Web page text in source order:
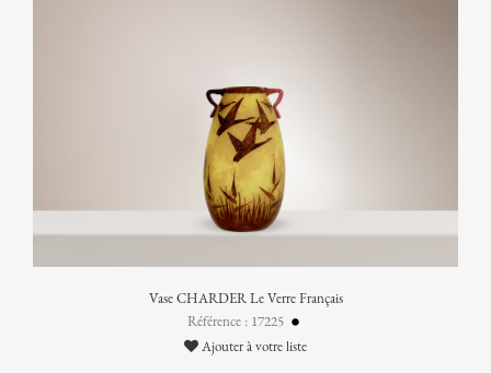
Vase CHARDER Le Verre Français
Référence : 17225
Ajouter à votre liste